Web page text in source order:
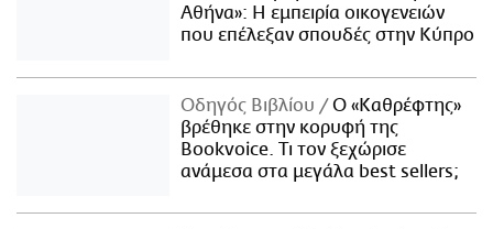
Αθήνα»: Η εμπειρία οικογενειών
που επέλεξαν σπουδές στην Κύπρο
Οδηγός Βιβλίου
Ο «Καθρέφτης»
βρέθηκε στην κορυφή της
Bookvoice. Τι τον ξεχώρισε
ανάμεσα στα μεγάλα best sellers;